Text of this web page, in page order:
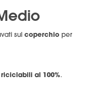
sul coperchioper
riciclabili al 100%.